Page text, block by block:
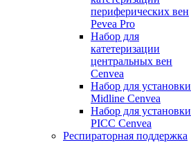
периферических вен
Pevea Pro
Набор для
катетеризации
центральных вен
Cenvea
Набор для установки
Midline Cenvea
Набор для установки
PICC Cenvea
Респираторная поддержка